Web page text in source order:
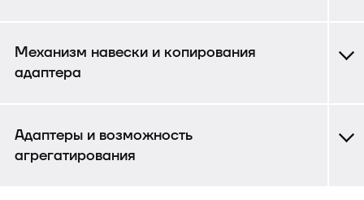
Механизм навески и копирования
адаптера
Адаптеры и возможность
агрегатирования